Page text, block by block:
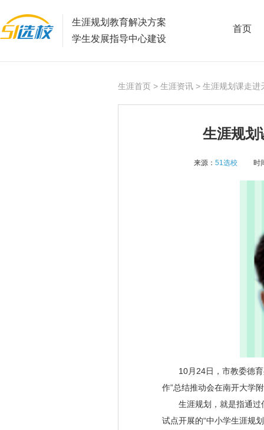
生涯规划教育解决方案
学生发展指导中心建设
首页
生涯首页 > 生涯资讯 > 生涯规划课走进
生涯规划
来源： 51选校 时
10月 24日，市教委德
作”总结推动会在南开大学
生涯规划，就是指通
试点开展的“中小学生涯规